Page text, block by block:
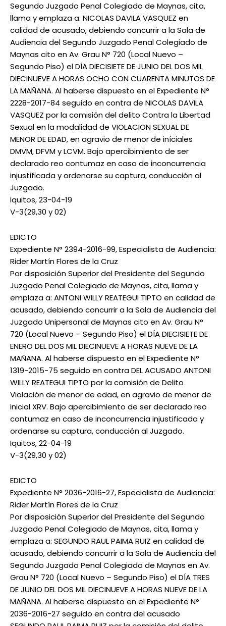
Segundo Juzgado Penal Colegiado de Maynas, cita,
llama y emplaza a: NICOLAS DAVILA VASQUEZ en
calidad de acusado, debiendo concurrir a la Sala de
Audiencia del Segundo Juzgado Penal Colegiado de
Maynas cito en Av. Grau N° 720 (Local Nuevo –
Segundo Piso) el DÍA DIECISIETE DE JUNIO DEL DOS MIL
DIECINUEVE A HORAS OCHO CON CUARENTA MINUTOS DE
LA MAÑANA. Al haberse dispuesto en el Expediente N°
2228-2017-84 seguido en contra de NICOLAS DAVILA
VASQUEZ por la comisión del delito Contra la Libertad
Sexual en la modalidad de VIOLACION SEXUAL DE
MENOR DE EDAD, en agravio de menor de iníciales
DMVM, DFVM y LCVM. Bajo apercibimiento de ser
declarado reo contumaz en caso de inconcurrencia
injustificada y ordenarse su captura, conducción al
Juzgado.
Iquitos, 23-04-19
V-3(29,30 y 02)
EDICTO
Expediente N° 2394-2016-99, Especialista de Audiencia:
Rider Martín Flores de la Cruz
Por disposición Superior del Presidente del Segundo
Juzgado Penal Colegiado de Maynas, cita, llama y
emplaza a: ANTONI WILLY REATEGUI TIPTO en calidad de
acusado, debiendo concurrir a la Sala de Audiencia del
Juzgado Unipersonal de Maynas cito en Av. Grau N°
720 (Local Nuevo – Segundo Piso) el DÍA DIECISIETE DE
ENERO DEL DOS MIL DIECINUEVE A HORAS NUEVE DE LA
MAÑANA. Al haberse dispuesto en el Expediente N°
1319-2015-75 seguido en contra DEL ACUSADO ANTONI
WILLY REATEGUI TIPTO por la comisión de Delito
Violación de menor de edad, en agravio de menor de
inicial XRV. Bajo apercibimiento de ser declarado reo
contumaz en caso de inconcurrencia injustificada y
ordenarse su captura, conducción al Juzgado.
Iquitos, 22-04-19
V-3(29,30 y 02)
EDICTO
Expediente N° 2036-2016-27, Especialista de Audiencia:
Rider Martín Flores de la Cruz
Por disposición Superior del Presidente del Segundo
Juzgado Penal Colegiado de Maynas, cita, llama y
emplaza a: SEGUNDO RAUL PAIMA RUIZ en calidad de
acusado, debiendo concurrir a la Sala de Audiencia del
Segundo Juzgado Penal Colegiado de Maynas en Av.
Grau N° 720 (Local Nuevo – Segundo Piso) el DÍA TRES
DE JUNIO DEL DOS MIL DIECINUEVE A HORAS NUEVE DE LA
MAÑANA. Al haberse dispuesto en el Expediente N°
2036-2016-27 seguido en contra del acusado